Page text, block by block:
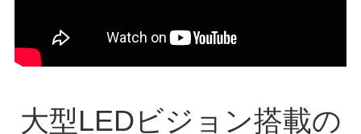
大型LEDビジョン搭載の